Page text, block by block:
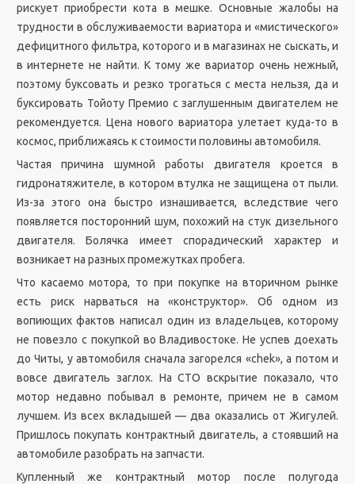
рискует приобрести кота в мешке. Основные жалобы на
трудности в обслуживаемости вариатора и «мистического»
дефицитного фильтра, которого и в магазинах не сыскать, и
в интернете не найти. К тому же вариатор очень нежный,
поэтому буксовать и резко трогаться с места нельзя, да и
буксировать Тойоту Премио с заглушенным двигателем не
рекомендуется. Цена нового вариатора улетает куда-то в
космос, приближаясь к стоимости половины автомобиля.
Частая причина шумной работы двигателя кроется в
гидронатяжителе, в котором втулка не защищена от пыли.
Из-за этого она быстро изнашивается, вследствие чего
появляется посторонний шум, похожий на стук дизельного
двигателя. Болячка имеет спорадический характер и
возникает на разных промежутках пробега.
Что касаемо мотора, то при покупке на вторичном рынке
есть риск нарваться на «конструктор». Об одном из
вопиющих фактов написал один из владельцев, которому
не повезло с покупкой во Владивостоке. Не успев доехать
до Читы, у автомобиля сначала загорелся «chek», а потом и
вовсе двигатель заглох. На СТО вскрытие показало, что
мотор недавно побывал в ремонте, причем не в самом
лучшем. Из всех вкладышей — два оказались от Жигулей.
Пришлось покупать контрактный двигатель, а стоявший на
автомобиле разобрать на запчасти.
Купленный же контрактный мотор после полугода